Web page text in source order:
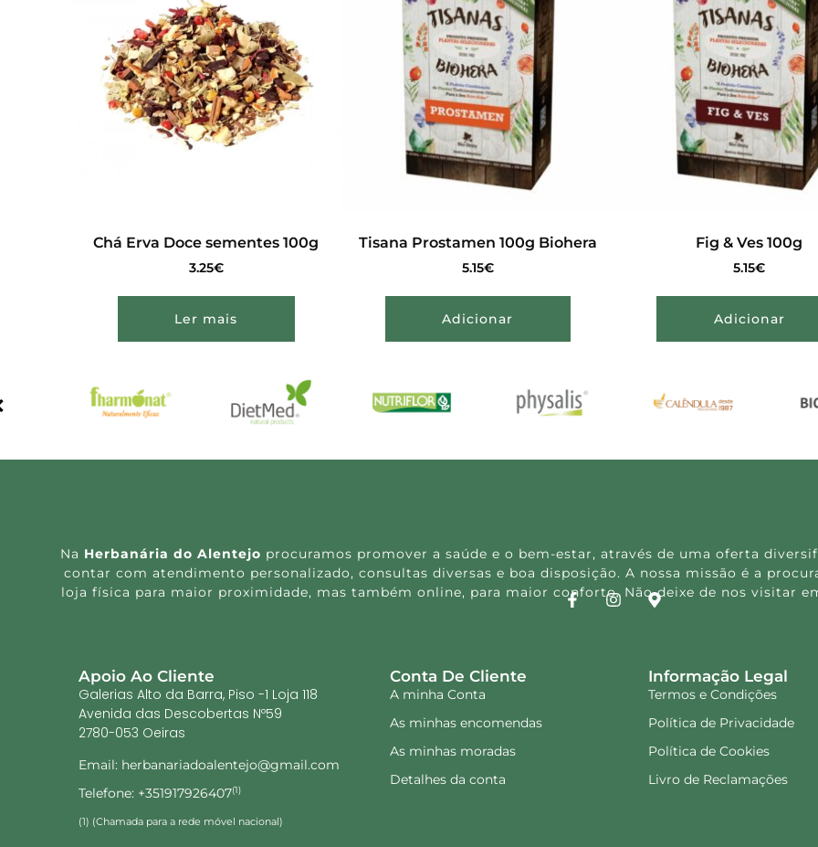
Chá Erva Doce sementes 100g
3.25€
Ler mais
Tisana Prostamen 100g Biohera
5.15€
Adicionar
Fig & Ves 100g
5.15€
Adicionar
Na Herbanária do Alentejo procuramos promover a saúde e o bem-estar, através de uma oferta
contar com atendimento personalizado, consultas diversas e boa disposição. A nossa missão é a
loja física para maior proximidade, mas também online, para maior conforto. Não deixe de nos visitar
Apoio Ao Cliente
Galerias Alto da Barra, Piso -1 Loja 118
Avenida das Descobertas Nº59
2780-053 Oeiras
Email: herbanariadoalentejo@gmail.com
Telefone: +351917926407(1)
(1) (Chamada para a rede móvel nacional)
Conta De Cliente
A minha Conta
As minhas encomendas
As minhas moradas
Detalhes da conta
Informação Legal
Termos e Condições
Política de Privacidade
Política de Cookies
Livro de Reclamações